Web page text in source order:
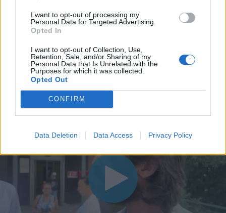
I want to opt-out of processing my
Personal Data for Targeted Advertising.
Opted In
I want to opt-out of Collection, Use,
Retention, Sale, and/or Sharing of my
Personal Data that Is Unrelated with the
Purposes for which it was collected.
Opted Out
CONFIRM
Data Deletion Data Access Privacy Policy